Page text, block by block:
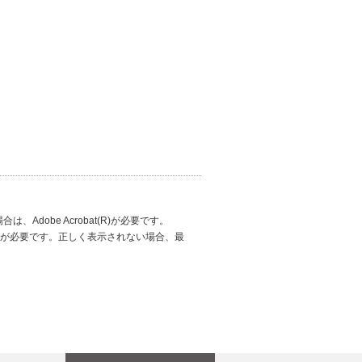
は、Adobe Acrobat(R)が必要です。
必要です。正しく表示されない場合、最